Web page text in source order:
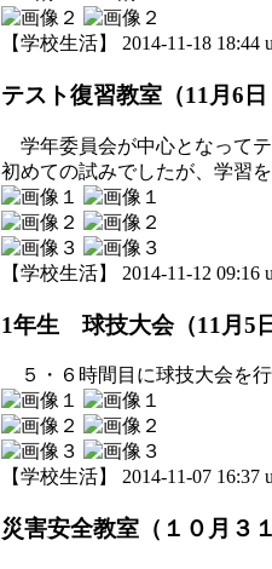
【学校生活】 2014-11-18 18:44
テスト復習教室（11月6日
学年委員会が中心となってテ
初めての試みでしたが、学習
【学校生活】 2014-11-12 09:16
1年生 球技大会（11月5日
５・６時間目に球技大会を行
【学校生活】 2014-11-07 16:37
災害安全教室（１０月３１